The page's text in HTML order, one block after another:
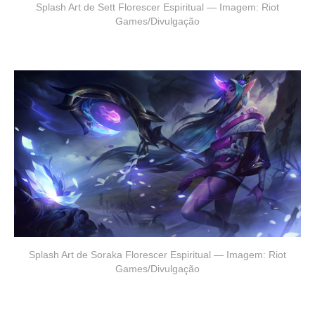
Splash Art de Sett Florescer Espiritual — Imagem: Riot
Games/Divulgação
Splash Art de Soraka Florescer Espiritual — Imagem: Riot
Games/Divulgação